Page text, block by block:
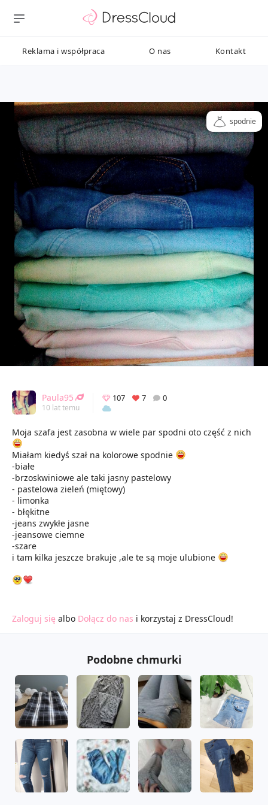
Reklama i współpraca O nas Kontakt
spodnie
Paula95
10 lat temu
107 7 0
Moja szafa jest zasobna w wiele par spodni oto część z nich
Miałam kiedyś szał na kolorowe spodnie
-białe
-brzoskwiniowe ale taki jasny pastelowy
- pastelowa zieleń (miętowy)
- limonka
- błękitne
-jeans zwykłe jasne
-jeansowe ciemne
-szare
i tam kilka jeszcze brakuje ,ale te są moje ulubione
Zaloguj się albo Dołącz do nas i korzystaj z DressCloud!
Podobne chmurki